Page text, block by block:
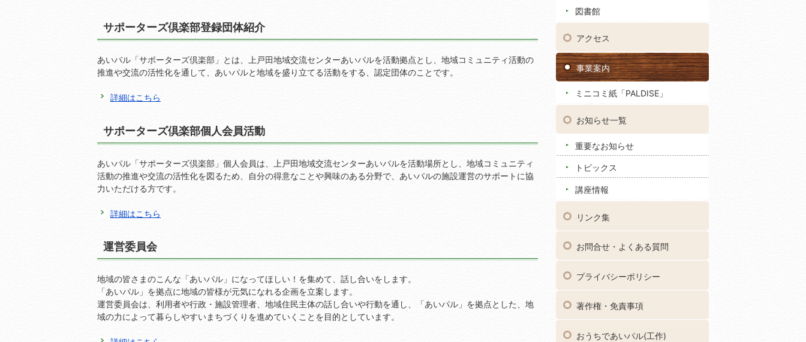
サポーターズ倶楽部登録団体紹介
あいパル「サポーターズ倶楽部」とは、上戸田地域交流センターあいパルを活動拠点とし、地域コミュニティ活動の
推進や交流の活性化を通して、あいパルと地域を盛り立てる活動をする、認定団体のことです。
詳細はこちら
サポーターズ倶楽部個人会員活動
あいパル「サポーターズ倶楽部」個人会員は、上戸田地域交流センターあいパルを活動場所とし、地域コミュニティ
活動の推進や交流の活性化を図るため、自分の得意なことや興味のある分野で、あいパルの施設運営のサポートに協
力いただける方です。
詳細はこちら
運営委員会
地域の皆さまのこんな「あいパル」になってほしい！を集めて、話し合いをします。
「あいパル」を拠点に地域の皆様が元気になれる企画を立案します。
運営委員会は、利用者や行政・施設管理者、地域住民主体の話し合いや行動を通し、「あいパル」を拠点とした、地
域の力によって暮らしやすいまちづくりを進めていくことを目的としています。
図書館
アクセス
事業案内
ミニコミ紙「PALDISE」
お知らせ一覧
重要なお知らせ
トピックス
講座情報
リンク集
お問合せ・よくある質問
プライバシーポリシー
著作権・免責事項
おうちであいパル(工作)